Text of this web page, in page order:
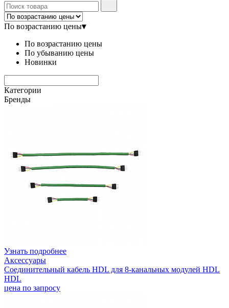
По возрастанию цены▾
По возрастанию цены
По убыванию цены
Новинки
Категории
Бренды
Узнать подробнее
Аксессуары
Соединительный кабель HDL для 8-канальных модулей HDL
HDL
цена по запросу